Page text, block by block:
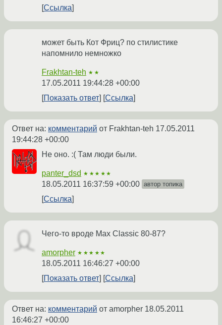
Ссылка
может быть Кот Фриц? по стилистике
напомнило немножко
Frakhtan-teh ★★
17.05.2011 19:44:28 +00:00
Показать ответ
Ссылка
Ответ на: комментарий от Frakhtan-teh 17.05.2011
19:44:28 +00:00
Не оно. :( Там люди были.
panter_dsd ★★★★★
18.05.2011 16:37:59 +00:00 автор топика
Ссылка
Чего-то вроде Max Classic 80-87?
amorpher ★★★★★
18.05.2011 16:46:27 +00:00
Показать ответ
Ссылка
Ответ на: комментарий от amorpher 18.05.2011
16:46:27 +00:00